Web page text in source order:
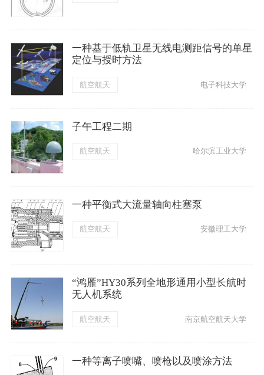
一种基于低轨卫星无线电测距信号的单星
定位与授时方法
航空航天 电子科技大学
子午工程二期
航空航天 哈尔滨工业大学
一种平衡式大流量轴向柱塞泵
航空航天 安徽理工大学
“鸿雁”HY30系列全地形通用小型长航时
无人机系统
航空航天 南京航空航天大学
一种等离子喷嘴、喷枪以及喷涂方法